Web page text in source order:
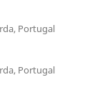
Portugal
Portugal